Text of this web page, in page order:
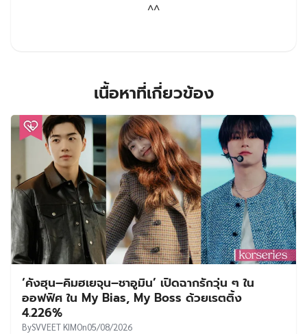
^^
เนื้อหาที่เกี่ยวข้อง
‘คังฮุน–คิมฮเยจุน–ชาอูมิน’ เปิดฉากรักวุ่น ๆ ใน
ออฟฟิศ ใน My Bias, My Boss ด้วยเรตติ้ง
4.226%
BySVVEET KIMOn05/08/2026